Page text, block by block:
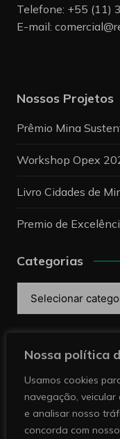
Nossa política
Usamos cookies
navegação,
e analisar nosso
concorda com
Telefone: +55 (11)
E-mail:
Nossos Projetos
Prêmio Mina
Workshop Opex
Livro Cidades de
Premio de
Categorias